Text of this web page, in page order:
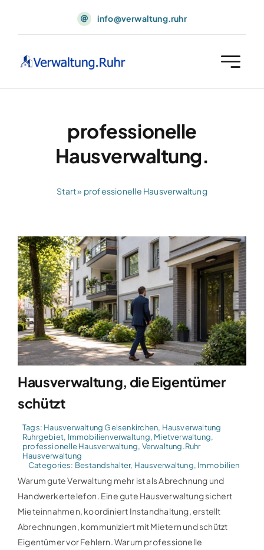
content
info@verwaltung.ruhr
professionelle
Hausverwaltung.
Start» professionelle Hausverwaltung
Hausverwaltung, die Eigentümer
schützt
Tags: Hausverwaltung Gelsenkirchen, Hausverwaltung
Ruhrgebiet, Immobilienverwaltung, Mietverwaltung,
professionelle Hausverwaltung, Verwaltung.Ruhr
Hausverwaltung
Categories: Bestandshalter, Hausverwaltung, Immobilien
Warum gute Verwaltung mehr ist als Abrechnung und
Handwerkertelefon. Eine gute Hausverwaltung sichert
Mieteinnahmen, koordiniert Instandhaltung, erstellt
Abrechnungen, kommuniziert mit Mietern und schützt
Eigentümer vor Fehlern. Warum professionelle